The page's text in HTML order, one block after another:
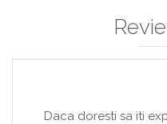
Daca doresti sa iti